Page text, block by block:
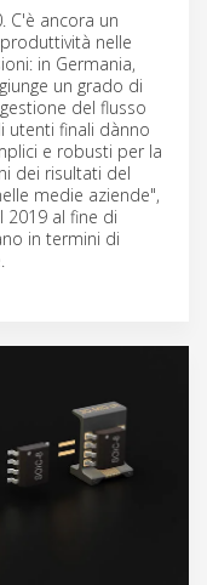
C'è ancora un
nelle
in Germania,
un grado di
del flusso
utenti finali dànno
e robusti per la
dei risultati del
medie aziende",
al fine di
in termini di